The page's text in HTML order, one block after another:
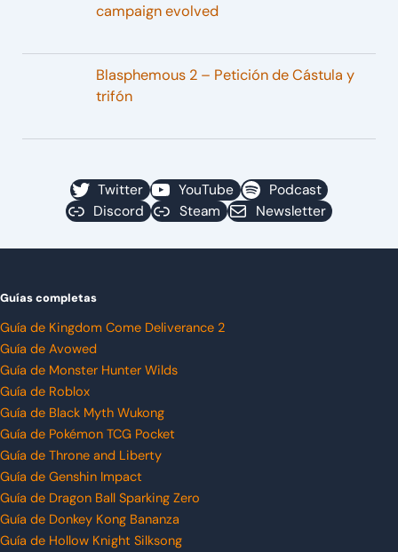
campaign evolved
Blasphemous 2 – Petición de Cástula y
trifón
Twitter YouTube
Podcast
Discord
Steam Newsletter
Guías completas
Guía de Kingdom Come Deliverance 2
Guía de Avowed
Guía de Monster Hunter Wilds
Guía de Roblox
Guía de Black Myth Wukong
Guía de Pokémon TCG Pocket
Guía de Throne and Liberty
Guía de Genshin Impact
Guía de Dragon Ball Sparking Zero
Guía de Donkey Kong Bananza
Guía de Hollow Knight Silksong